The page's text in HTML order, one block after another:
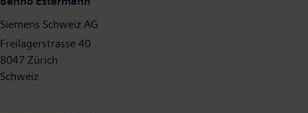
Siemens Schweiz AG
Freilagerstrasse 40
8047 Zürich
Schweiz